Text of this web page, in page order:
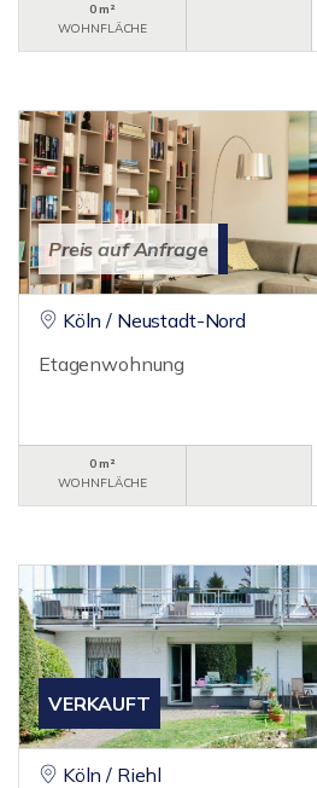
0 m²
WOHNFLÄCHE
Preis auf Anfrage
Köln / Neustadt-Nord
Etagenwohnung
0 m²
WOHNFLÄCHE
VERKAUFT
Köln / Riehl